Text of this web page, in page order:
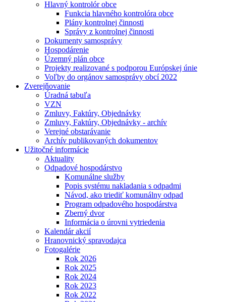
Hlavný kontrolór obce
Funkcia hlavného kontrolóra obce
Plány kontrolnej činnosti
Správy z kontrolnej činnosti
Dokumenty samosprávy
Hospodárenie
Územný plán obce
Projekty realizované s podporou Európskej únie
Voľby do orgánov samosprávy obcí 2022
Zverejňovanie
Úradná tabuľa
VZN
Zmluvy, Faktúry, Objednávky
Zmluvy, Faktúry, Objednávky - archív
Verejné obstarávanie
Archív publikovaných dokumentov
Užitočné informácie
Aktuality
Odpadové hospodárstvo
Komunálne služby
Popis systému nakladania s odpadmi
Návod, ako triediť komunálny odpad
Program odpadového hospodárstva
Zberný dvor
Informácia o úrovni vytriedenia
Kalendár akcií
Hranovnický spravodajca
Fotogalérie
Rok 2026
Rok 2025
Rok 2024
Rok 2023
Rok 2022